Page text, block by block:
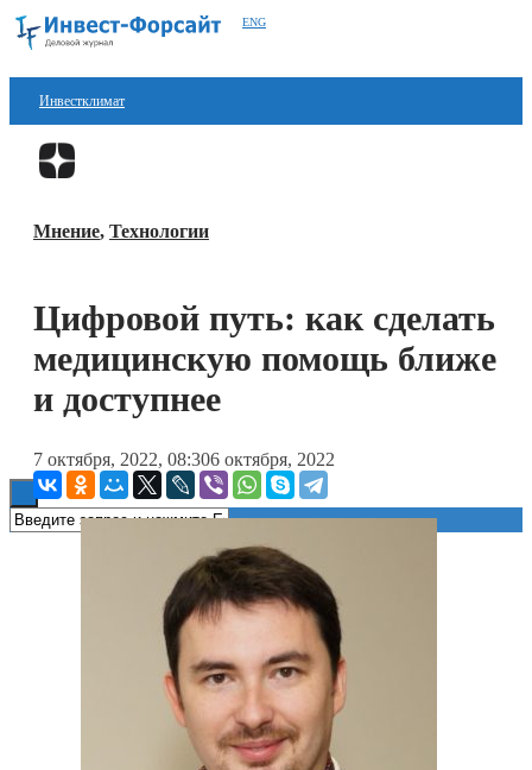
ENG
Инвестклимат
Финансы
Блокчейн
Технологии
Мнение, Технологии
Цифровой путь: как сделать
медицинскую помощь ближе
и доступнее
7 октября, 2022, 08:306 октября, 2022